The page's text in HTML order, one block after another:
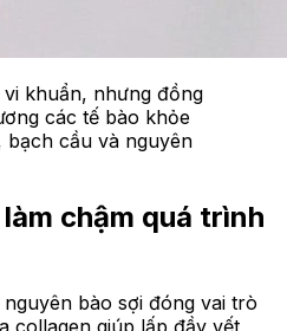
vi khuẩn, nhưng đồng
các tế bào khỏe
bạch cầu và nguyên
chậm quá trình
bào sợi đóng vai trò